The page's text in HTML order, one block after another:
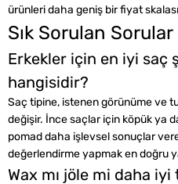
ürünleri daha geniş bir fiyat
Sık Sorulan Sorular
Erkekler için en iyi saç
hangisidir?
Saç tipine, istenen görünüme ve
değişir. İnce saçlar için köpük ya
pomad daha işlevsel sonuçlar
değerlendirme yapmak en doğru
Wax mı jöle mi daha